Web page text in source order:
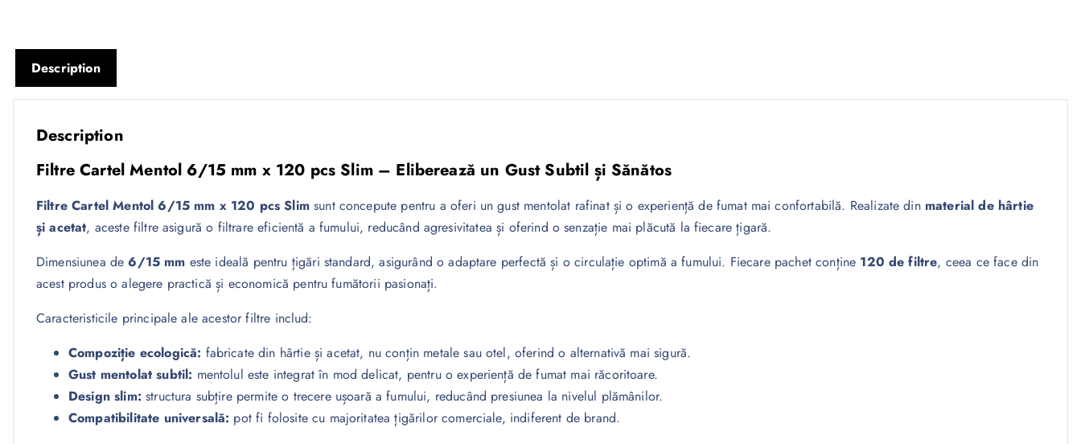
Description
Description
Filtre Cartel Mentol 6/15 mm x 120 pcs Slim – Eliberează un Gust Subtil și Sănătos
Filtre Cartel Mentol 6/15 mm x 120 pcs Slimsunt concepute pentru a oferi un gust mentolat rafinat și o experiență de fumat mai confortabilă. Realizate din material de hârtie
și acetat, aceste filtre asigură o filtrare eficientă a fumului, reducând agresivitatea și oferind o senzație mai plăcută la fiecare țigară.
Dimensiunea de6/15 mm este ideală pentru țigări standard, asigurând o adaptare perfectă și o circulație optimă a fumului. Fiecare pachet conține 120 de filtre, ceea ce face din
acest produs o alegere practică și economică pentru fumătorii pasionați.
Caracteristicile principale ale acestor filtre includ:
Compoziție ecologică: fabricate din hârtie și acetat, nu conțin metale sau otel, oferind o alternativă mai sigură.
Gust mentolat subtil: mentolul este integrat în mod delicat, pentru o experiență de fumat mai răcoritoare.
Design slim: structura subțire permite o trecere ușoară a fumului, reducând presiunea la nivelul plămânilor.
Compatibilitate universală: pot fi folosite cu majoritatea țigărilor comerciale, indiferent de brand.